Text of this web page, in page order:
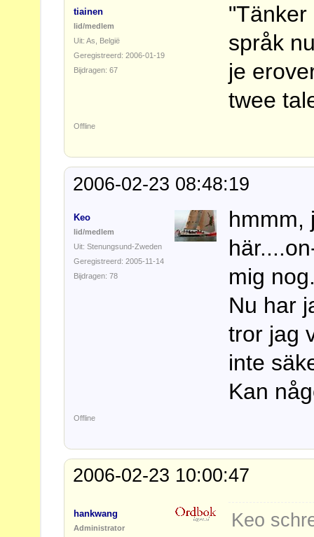
tiainen
lid/medlem
Uit: As, België
Geregistreerd: 2006-01-19
Bijdragen: 67
"Tänker
språk
je
twee
Offline
2006-02-23 08:48:19
Keo
lid/medlem
Uit: Stenungsund-Zweden
Geregistreerd: 2005-11-14
Bijdragen: 78
hmmm,
mig
Nu har
tror jag
inte
Kan
Offline
2006-02-23 10:00:47
hankwang
Administrator Keo